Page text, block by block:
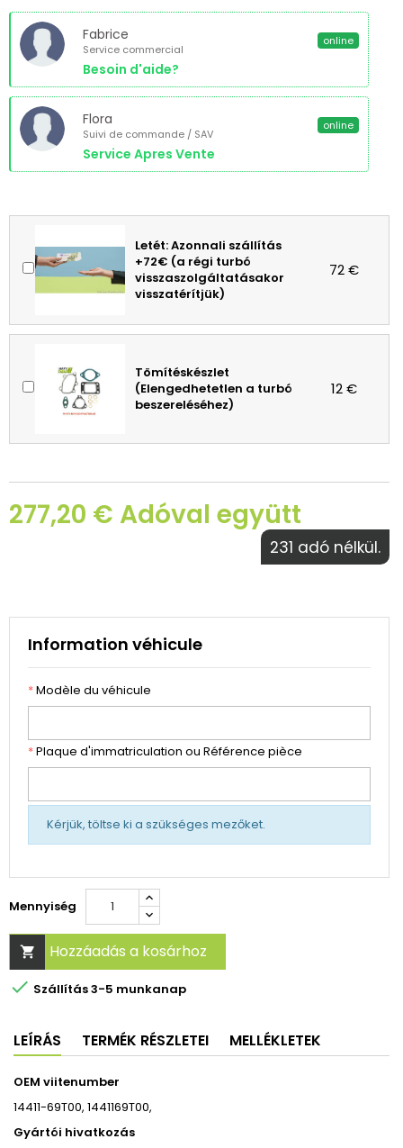
Fabrice
Service commercial
Besoin d'aide?
online
Flora
Suivi de commande / SAV
Service Apres Vente
online
Letét: Azonnali szállítás
+72€ (a régi turbó
visszaszolgáltatásakor
visszatérítjük)
72 €
Tömítéskészlet
(Elengedhetetlen a turbó
beszereléséhez)
12 €
277,20 € Adóval együtt
231 adó nélkül.
Information véhicule
*Modèle du véhicule
*Plaque d'immatriculation ou Référence pièce
Kérjük, töltse ki a szükséges mezőket.
Mennyiség
 Hozzáadás a kosárhoz
 Szállítás 3-5 munkanap
LEÍRÁS TERMÉK RÉSZLETEI MELLÉKLETEK
OEM viitenumber
14411-69T00, 1441169T00,
Gyártói hivatkozás